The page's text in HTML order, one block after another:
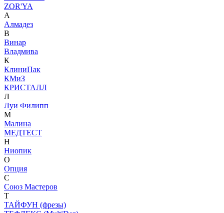
ZOR'YA
А
Алмадез
В
Винар
Владмива
К
КлиниПак
КМиЗ
КРИСТАЛЛ
Л
Луи Филипп
М
Малина
МЕДТЕСТ
Н
Ниопик
О
Опция
С
Союз Мастеров
Т
ТАЙФУН (фрезы)